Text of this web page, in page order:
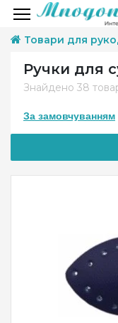
Товари для
Ручки для
Знайдено 38
За замовчуванням